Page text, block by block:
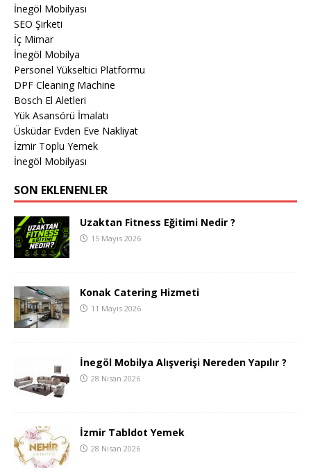
İnegöl Mobilyası
SEO Şirketi
İç Mimar
İnegöl Mobilya
Personel Yükseltici Platformu
DPF Cleaning Machine
Bosch El Aletleri
Yük Asansörü İmalatı
Üsküdar Evden Eve Nakliyat
İzmir Toplu Yemek
İnegöl Mobilyası
SON EKLENENLER
Uzaktan Fitness Eğitimi Nedir ?
15 Mayıs 2026
Konak Catering Hizmeti
11 Mayıs 2026
İnegöl Mobilya Alışverişi Nereden Yapılır ?
28 Nisan 2026
İzmir Tabldot Yemek
28 Nisan 2026